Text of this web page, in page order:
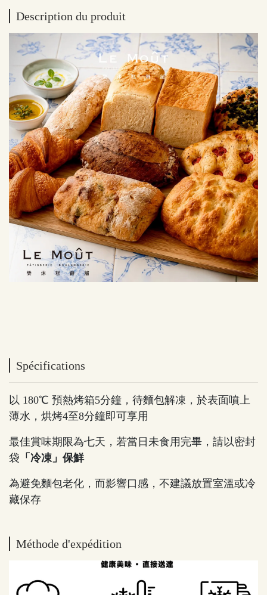
Description du produit
Spécifications
以 180℃ 預熱烤箱5分鐘，待麵包解凍，於表面噴上
薄水，烘烤4至8分鐘即可享用
最佳賞味期限為七天，若當日未食用完畢，請以密封
袋 「冷凍」保鮮
為避免麵包老化，而影響口感，不建議放置室溫或冷
藏保存
Méthode d'expédition